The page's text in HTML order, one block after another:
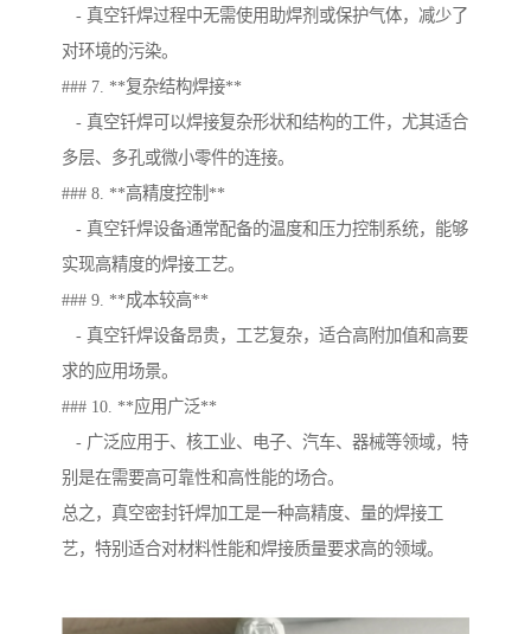
- 真空钎焊过程中无需使用助焊剂或保护气体，减少了
对环境的污染。
### 7. **复杂结构焊接**
- 真空钎焊可以焊接复杂形状和结构的工件，尤其适合
多层、多孔或微小零件的连接。
### 8. **高精度控制**
- 真空钎焊设备通常配备的温度和压力控制系统，能够
实现高精度的焊接工艺。
### 9. **成本较高**
- 真空钎焊设备昂贵，工艺复杂，适合高附加值和高要
求的应用场景。
### 10. **应用广泛**
- 广泛应用于、核工业、电子、汽车、器械等领域，特
别是在需要高可靠性和高性能的场合。
总之，真空密封钎焊加工是一种高精度、量的焊接工
艺，特别适合对材料性能和焊接质量要求高的领域。